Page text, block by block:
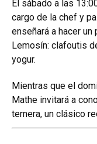
El sábado a las
cargo de la chef y
enseñará a hacer
Lemosín: clafoutis
yogur.
Mientras que el
Mathe invitará a
ternera, un clásico